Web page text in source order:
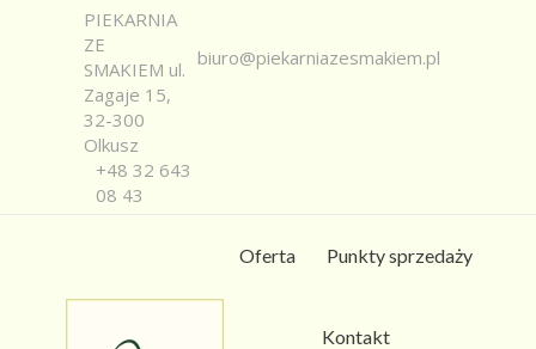
PIEKARNIA
ZE
SMAKIEM ul.
Zagaje 15,
32-300
Olkusz
+48 32 643
08 43
biuro@piekarniazesmakiem.pl
Oferta Punkty sprzedaży
Kontakt